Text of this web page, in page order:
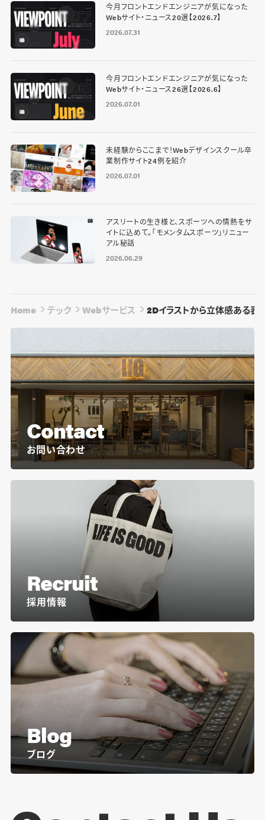
今月フロントエンドエンジニアが気になった
Webサイト・ニュース20選【2026.7】
2026.07.31
今月フロントエンドエンジニアが気になった
Webサイト・ニュース26選【2026.6】
2026.07.01
未経験からここまで！Webデザインスクール卒
業制作サイト24例を紹介
2026.07.01
アスリートの生き様と、スポーツへの情熱をサ
イトに込めて。「モメンタムスポーツ」リニュー
アル秘話
2026.06.29
Home テック Webサービス 2Dイラストから立体感ある表
Contact
お問い合わせ
Recruit
採用情報
Blog
ブログ